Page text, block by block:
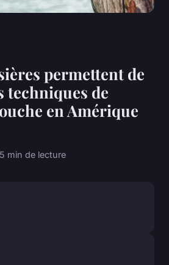
permettent de
techniques de
en Amérique
5 min de lecture